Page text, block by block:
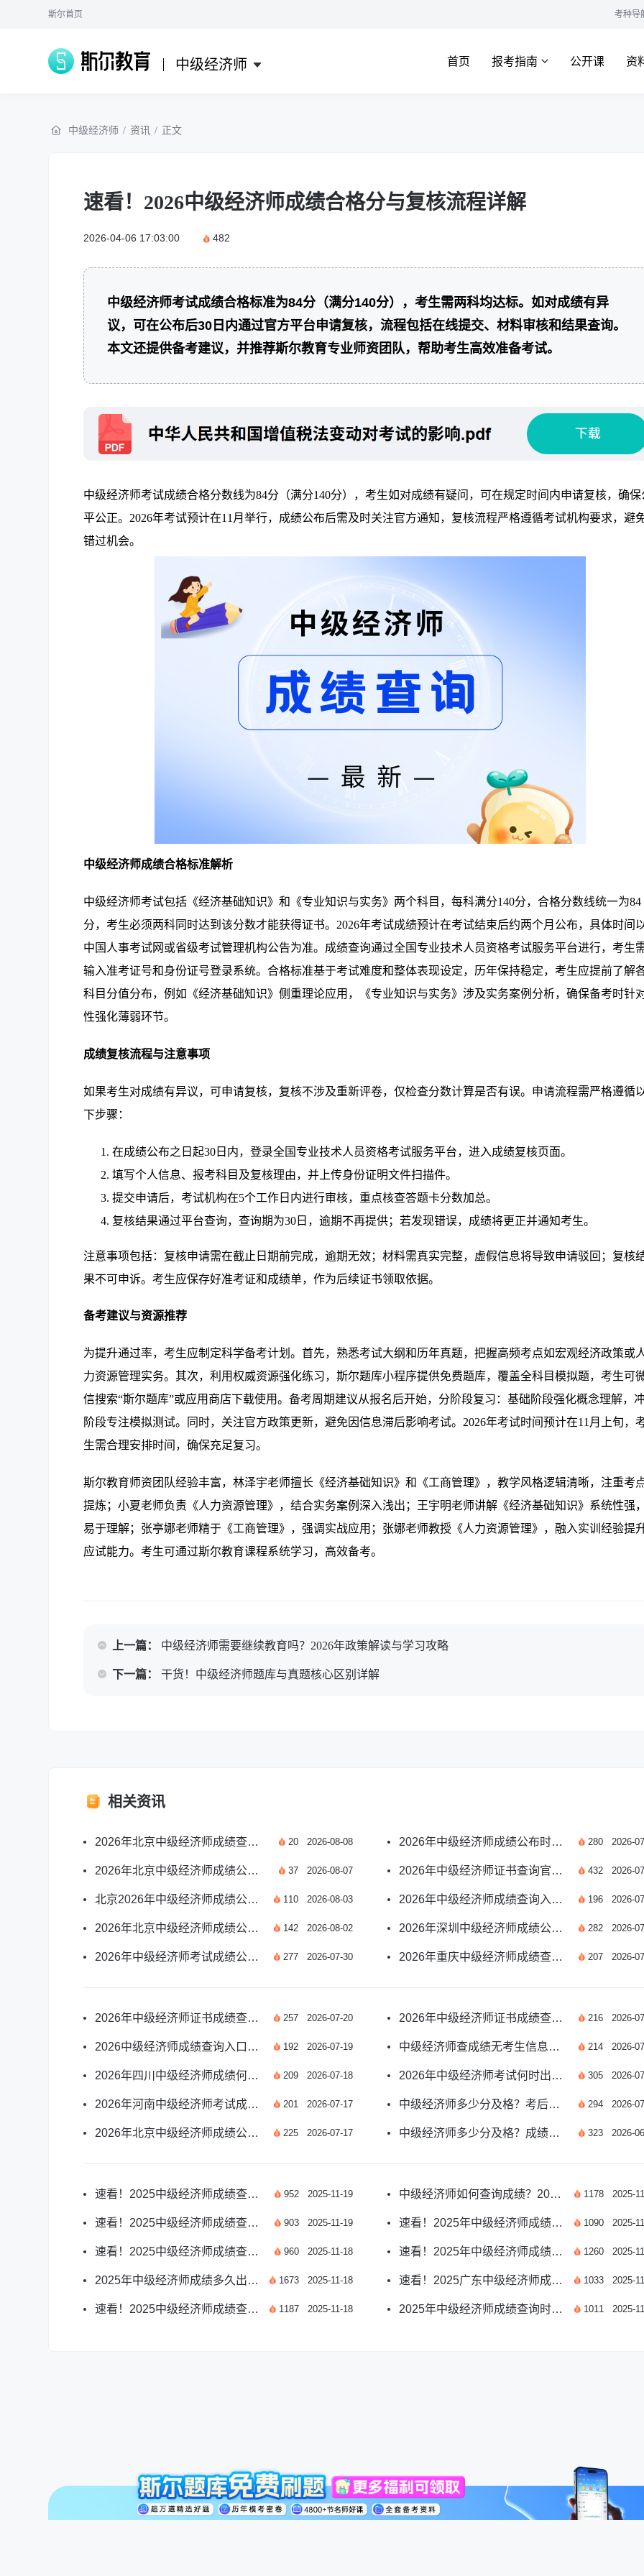
斯尔首页 考种导
中级经济师 首页 报考指南 公开课 资
中级经济师 / 资讯 / 正文
速看！2026中级经济师成绩合格分与复核流程详解
2026-04-06 17:03:00 482
中级经济师考试成绩合格标准为84分（满分140分），考生需两科均达标。如对成绩有异
议，可在公布后30日内通过官方平台申请复核，流程包括在线提交、材料审核和结果查询。
本文还提供备考建议，并推荐斯尔教育专业师资团队，帮助考生高效准备考试。
中级经济师考试成绩合格分数线为84分（满分140分），考生如对成绩有疑问，可在规定时间内申请复核，确保
平公正。2026年考试预计在11月举行，成绩公布后需及时关注官方通知，复核流程严格遵循考试机构要求，避
错过机会。
中级经济师成绩合格标准解析
中级经济师考试包括《经济基础知识》和《专业知识与实务》两个科目，每科满分140分，合格分数线统一为84
分，考生必须两科同时达到该分数才能获得证书。2026年考试成绩预计在考试结束后约两个月公布，具体时间
中国人事考试网或省级考试管理机构公告为准。成绩查询通过全国专业技术人员资格考试服务平台进行，考生
输入准考证号和身份证号登录系统。合格标准基于考试难度和整体表现设定，历年保持稳定，考生应提前了解
科目分值分布，例如《经济基础知识》侧重理论应用，《专业知识与实务》涉及实务案例分析，确保备考时针
性强化薄弱环节。
成绩复核流程与注意事项
如果考生对成绩有异议，可申请复核，复核不涉及重新评卷，仅检查分数计算是否有误。申请流程需严格遵循
下步骤：
在成绩公布之日起30日内，登录全国专业技术人员资格考试服务平台，进入成绩复核页面。
填写个人信息、报考科目及复核理由，并上传身份证明文件扫描件。
提交申请后，考试机构在5个工作日内进行审核，重点核查答题卡分数加总。
复核结果通过平台查询，查询期为30日，逾期不再提供；若发现错误，成绩将更正并通知考生。
注意事项包括：复核申请需在截止日期前完成，逾期无效；材料需真实完整，虚假信息将导致申请驳回；复核
果不可申诉。考生应保存好准考证和成绩单，作为后续证书领取依据。
备考建议与资源推荐
为提升通过率，考生应制定科学备考计划。首先，熟悉考试大纲和历年真题，把握高频考点如宏观经济政策或
力资源管理实务。其次，利用权威资源强化练习，斯尔题库小程序提供免费题库，覆盖全科目模拟题，考生可
信搜索“斯尔题库”或应用商店下载使用。备考周期建议从报名后开始，分阶段复习：基础阶段强化概念理解，
阶段专注模拟测试。同时，关注官方政策更新，避免因信息滞后影响考试。2026年考试时间预计在11月上旬，
生需合理安排时间，确保充足复习。
斯尔教育师资团队经验丰富，林泽宇老师擅长《经济基础知识》和《工商管理》，教学风格逻辑清晰，注重考
提炼；小夏老师负责《人力资源管理》，结合实务案例深入浅出；王宇明老师讲解《经济基础知识》系统性强，
易于理解；张亭娜老师精于《工商管理》，强调实战应用；张娜老师教授《人力资源管理》，融入实训经验提
应试能力。考生可通过斯尔教育课程系统学习，高效备考。
上一篇： 中级经济师需要继续教育吗？2026年政策解读与学习攻略
下一篇： 干货！中级经济师题库与真题核心区别详解
相关资讯
2026年北京中级经济师成绩查询时间及注意事项 20 2026-08-08
2026年北京中级经济师成绩公布时间及查分攻略 37 2026-08-07
北京2026年中级经济师成绩公布时间及查分攻略 110 2026-08-03
2026年北京中级经济师成绩公布时间及查分攻略汇总 142 2026-08-02
2026年中级经济师考试成绩公布时间及查分指南 277 2026-07-30
2026年中级经济师成绩公布时间及查分攻略汇总 280 2026-
2026年中级经济师证书查询官方入口及全流程指南 432 2026-
2026年中级经济师成绩查询入口会有变化吗？新解读 196 2026-
2026年深圳中级经济师成绩公布时间及查询安排汇总 282 2026-
2026年重庆中级经济师成绩查询官方入口及注意事项 207 2026-
2026年中级经济师证书成绩查询时间官方确定了没 257 2026-07-20
2026中级经济师成绩查询入口哪天开放？ 192 2026-07-19
2026年四川中级经济师成绩何时公布？ 209 2026-07-18
2026年河南中级经济师考试成绩何时公布？ 201 2026-07-17
2026年北京中级经济师成绩公布时间何时？ 225 2026-07-17
2026年中级经济师证书成绩查询时间确定了吗？ 216 2026-
中级经济师查成绩无考生信息？解决办法看这里 214 2026-
2026年中级经济师考试何时出成绩？速看 305 2026-
中级经济师多少分及格？考后多久能查分？ 294 2026-
中级经济师多少分及格？成绩怎么查？ 323 2026-
速看！2025中级经济师成绩查询时间权威指南 952 2025-11-19
速看！2025中级经济师成绩查询时间指南 903 2025-11-19
速看！2025中级经济师成绩查询时间权威指南 960 2025-11-18
2025年中级经济师成绩多久出？官方时间与查询指南 1673 2025-11-18
速看！2025中级经济师成绩查询与通过标准详解 1187 2025-11-18
中级经济师如何查询成绩？2025年权威指南 1178 2025-
速看！2025年中级经济师成绩公布时间详解 1090 2025-
速看！2025年中级经济师成绩发布时间及查询全攻略 1260 2025-
速看！2025广东中级经济师成绩查询时间与指南 1033 2025-
2025年中级经济师成绩查询时间详解 1011 2025-